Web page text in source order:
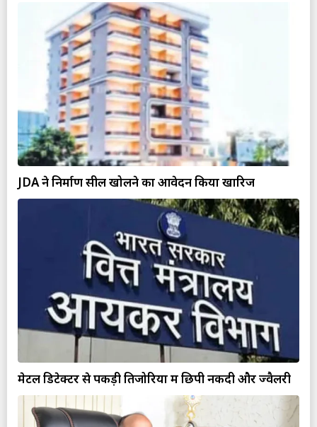
JDA ने निर्माण सील खोलने का आवेदन किया खारिज
मेटल डिटेक्टर से पकड़ी तिजोरियों में छिपी नकदी और ज्वैलरी